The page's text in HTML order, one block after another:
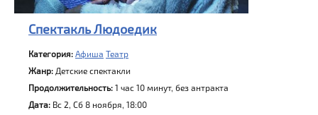
Спектакль Людоедик
Категория: Афиша Театр
Жанр: Детские спектакли
Продолжительность: 1 час 10 минут, без антракта
Дата: Вс 2, Сб 8 ноября, 18:00